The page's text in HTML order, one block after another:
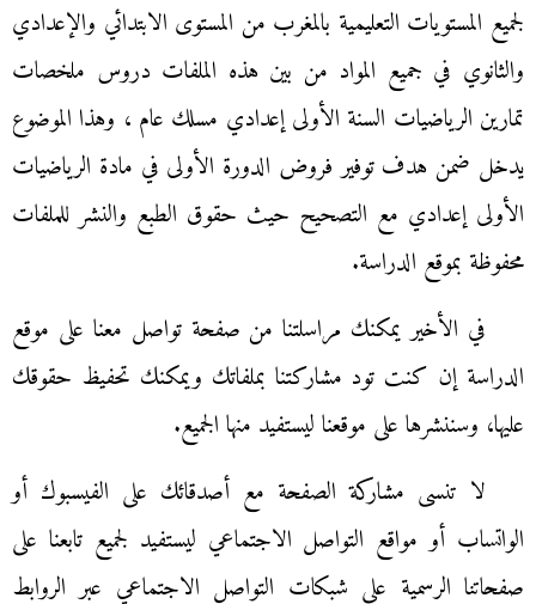
لجميع المستويات التعليمية بالمغرب من المستوى الابتدائي والإعدادي
والثانوي في جميع المواد من بين هذه الملفات دروس ملخصات
تمارين الرياضيات السنة الأولى إعدادي مسلك عام ، وهذا الموضوع
يدخل ضمن هدف توفير فروض الدورة الأولى في مادة الرياضيات
الأولى إعدادي مع التصحيح حيث حقوق الطبع والنشر للملفات
محفوظة بموقع الدراسة.
في الأخير يمكنك مراسلتنا من صفحة تواصل معنا على موقع
الدراسة إن كنت تود مشاركتنا بملفاتك ويمكنك تحفيظ حقوقك
عليها، وسننشرها على موقعنا ليستفيد منها الجميع.
لا تنسى مشاركة الصفحة مع أصدقائك على الفيسبوك أو
الواتساب أو مواقع التواصل الاجتماعي ليستفيد لجميع تابعنا على
صفحاتنا الرسمية على شبكات التواصل الاجتماعي عبر الروابط